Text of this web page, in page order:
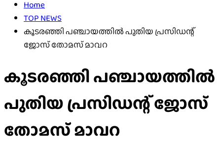
Home
TOP NEWS
കൂടരഞ്ഞി പഞ്ചായത്തിൽ പുതിയ പ്രസിഡന്റ്
ജോസ് തോമസ് മാവറ
കൂടരഞ്ഞി പഞ്ചായത്തിൽ
പുതിയ പ്രസിഡന്റ് ജോസ്
തോമസ് മാവറ